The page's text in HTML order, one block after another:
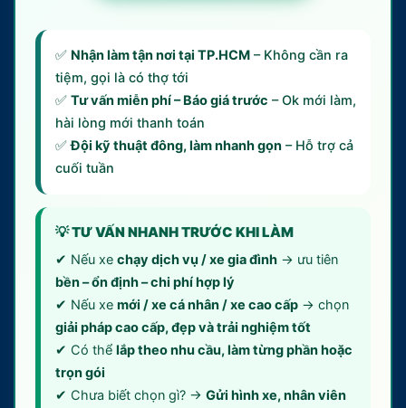
✅ Nhận làm tận nơi tại TP.HCM – Không cần ra
tiệm, gọi là có thợ tới
✅ Tư vấn miễn phí – Báo giá trước – Ok mới làm,
hài lòng mới thanh toán
✅Đội kỹ thuật đông, làm nhanh gọn – Hỗ trợ cả
cuối tuần
💡 TƯ VẤN NHANH TRƯỚC KHI LÀM
✔ Nếu xe chạy dịch vụ / xe gia đình → ưu tiên
bền – ổn định – chi phí hợp lý
✔ Nếu xe mới / xe cá nhân / xe cao cấp → chọn
giải pháp cao cấp, đẹp và trải nghiệm tốt
✔ Có thể lắp theo nhu cầu, làm từng phần hoặc
trọn gói
✔ Chưa biết chọn gì? → Gửi hình xe, nhân viên